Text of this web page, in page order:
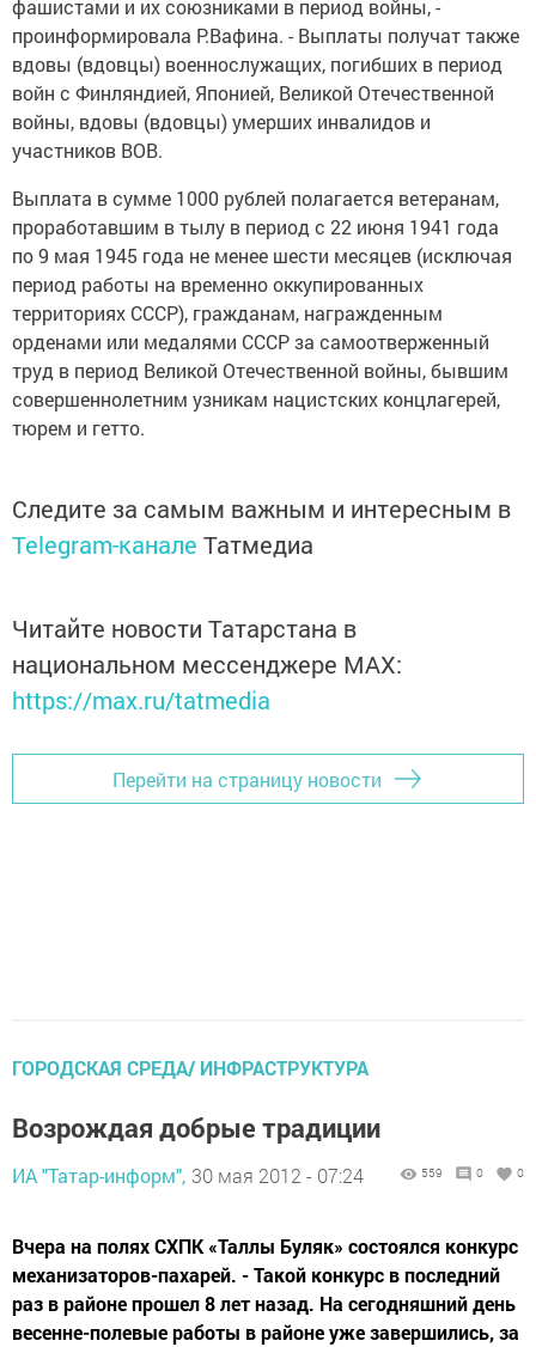
фашистами и их союзниками в период войны, -
проинформировала Р.Вафина. - Выплаты получат также
вдовы (вдовцы) военнослужащих, погибших в период
войн с Финляндией, Японией, Великой Отечественной
войны, вдовы (вдовцы) умерших инвалидов и
участников ВОВ.
Выплата в сумме 1000 рублей полагается ветеранам,
проработавшим в тылу в период с 22 июня 1941 года
по 9 мая 1945 года не менее шести месяцев (исключая
период работы на временно оккупированных
территориях СССР), гражданам, награжденным
орденами или медалями СССР за самоотверженный
труд в период Великой Отечественной войны, бывшим
совершеннолетним узникам нацистских концлагерей,
тюрем и гетто.
Следите за самым важным и интересным в
Telegram-канале Татмедиа
Читайте новости Татарстана в
национальном мессенджере MАХ:
https://max.ru/tatmedia
Перейти на страницу новости
ГОРОДСКАЯ СРЕДА/ ИНФРАСТРУКТУРА
Возрождая добрые традиции
ИА "Татар-информ", 30 мая 2012 - 07:24 559 0 0
Вчера на полях СХПК «Таллы Буляк» состоялся конкурс
механизаторов-пахарей. - Такой конкурс в последний
раз в районе прошел 8 лет назад. На сегодняшний день
весенне-полевые работы в районе уже завершились, за